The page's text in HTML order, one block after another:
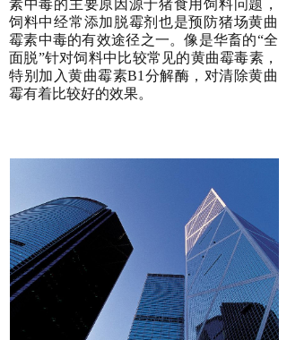
素中毒的主要原因源于猪食用饲料问题，
饲料中经常添加脱霉剂也是预防猪场黄曲
霉素中毒的有效途径之一。像是华畜的“全
面脱”针对饲料中比较常见的黄曲霉毒素，
特别加入黄曲霉素B1分解酶，对清除黄曲
霉有着比较好的效果。